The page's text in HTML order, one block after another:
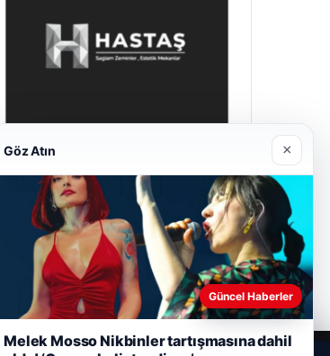
Hastaş Beton
26/05/2026
Göz Atın ×
Güncel Haberler
Melek Mosso Nikbinler tartışmasına dahil